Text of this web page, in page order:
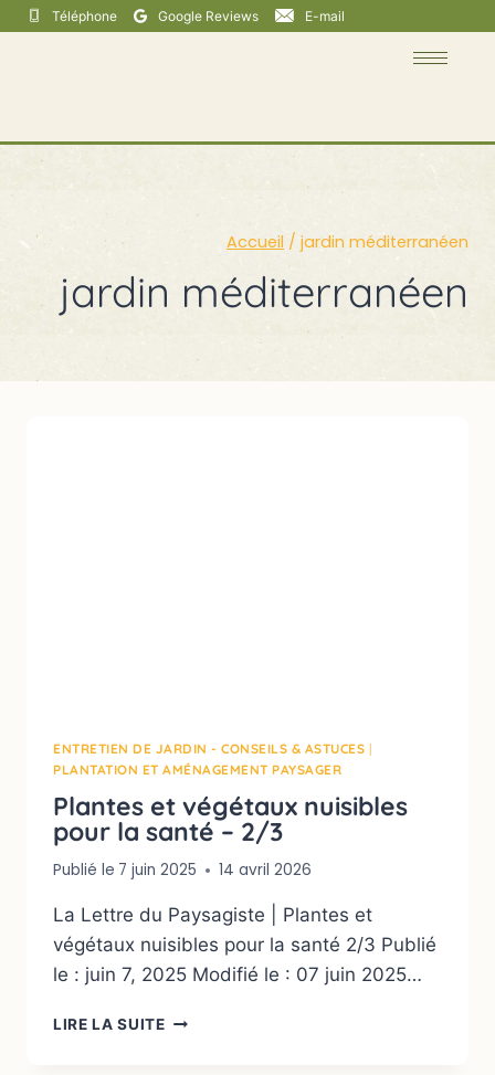
Téléphone Google Reviews E-mail
Accueil / jardin méditerranéen
jardin méditerranéen
ENTRETIEN DE JARDIN - CONSEILS & ASTUCES |
PLANTATION ET AMÉNAGEMENT PAYSAGER
Plantes et végétaux nuisibles
pour la santé – 2/3
Publié le 7 juin 2025 14 avril 2026
La Lettre du Paysagiste | Plantes et
végétaux nuisibles pour la santé 2/3 Publié
le : juin 7, 2025 Modifié le : 07 juin 2025…
LIRE LA SUITE